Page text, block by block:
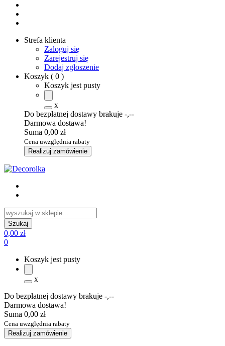
Strefa klienta
Zaloguj się
Zarejestruj się
Dodaj zgłoszenie
Koszyk ( 0 )
Koszyk jest pusty
x
Do bezpłatnej dostawy brakuje -,--
Darmowa dostawa!
Suma 0,00 zł
Cena uwzględnia rabaty
Realizuj zamówienie
0,00 zł
0
Koszyk jest pusty
x
Do bezpłatnej dostawy brakuje -,--
Darmowa dostawa!
Suma 0,00 zł
Cena uwzględnia rabaty
Realizuj zamówienie